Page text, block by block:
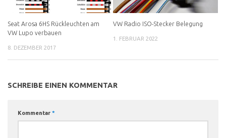
Seat Arosa 6HS Rückleuchten am
VW Lupo verbauen
8. DEZEMBER 2017
VW Radio ISO-Stecker Belegung
1. FEBRUAR 2022
SCHREIBE EINEN KOMMENTAR
Kommentar *